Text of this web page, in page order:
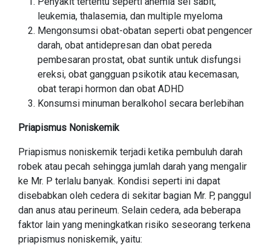
leukemia, thalasemia, dan multiple myeloma
Mengonsumsi obat-obatan seperti obat pengencer
darah, obat antidepresan dan obat pereda
pembesaran prostat, obat suntik untuk disfungsi
ereksi, obat gangguan psikotik atau kecemasan,
obat terapi hormon dan obat ADHD
Konsumsi minuman beralkohol secara berlebihan
Priapismus Noniskemik
Priapismus noniskemik terjadi ketika pembuluh darah
robek atau pecah sehingga jumlah darah yang mengalir
ke Mr. P terlalu banyak. Kondisi seperti ini dapat
disebabkan oleh cedera di sekitar bagian Mr. P, panggul
dan anus atau perineum. Selain cedera, ada beberapa
faktor lain yang meningkatkan risiko seseorang terkena
priapismus noniskemik, yaitu: